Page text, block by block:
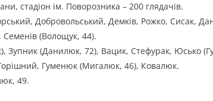
стадіон ім. Поворозника – 200 глядачів.
Добровольський, Демків, Рожко, Сисак,
Семенів (Волощук, 44).
Зупник (Данилюк, 72), Вацик, Стефурак, Юсько
Гуменюк (Мигалюк, 46), Ковалюк.
49.